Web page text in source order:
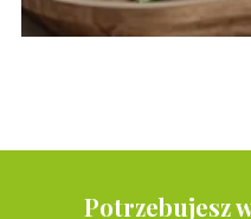
Potrzebujesz